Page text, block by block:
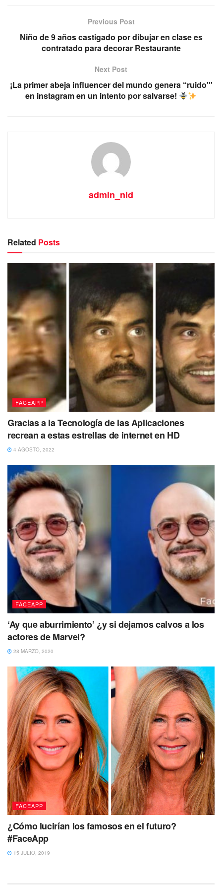
Previous Post
Niño de 9 años castigado por dibujar en clase es
contratado para decorar Restaurante
Next Post
¡La primer abeja influencer del mundo genera “ruido"'
en instagram en un intento por salvarse!
admin_nld
Related Posts
FACEAPP
Gracias a la Tecnología de las Aplicaciones
recrean a estas estrellas de internet en HD
4 AGOSTO, 2022
FACEAPP
‘Ay que aburrimiento’ ¿y si dejamos calvos a los
actores de Marvel?
28 MARZO, 2020
FACEAPP
¿Cómo lucirían los famosos en el futuro?
#FaceApp
15 JULIO, 2019